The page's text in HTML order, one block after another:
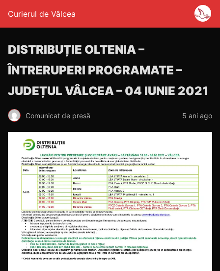
Curierul de Vâlcea
DISTRIBUȚIE OLTENIA –
ÎNTRERUPERI PROGRAMATE –
JUDEȚUL VÂLCEA – 04 IUNIE 2021
Comunicat de presă 5 ani ago